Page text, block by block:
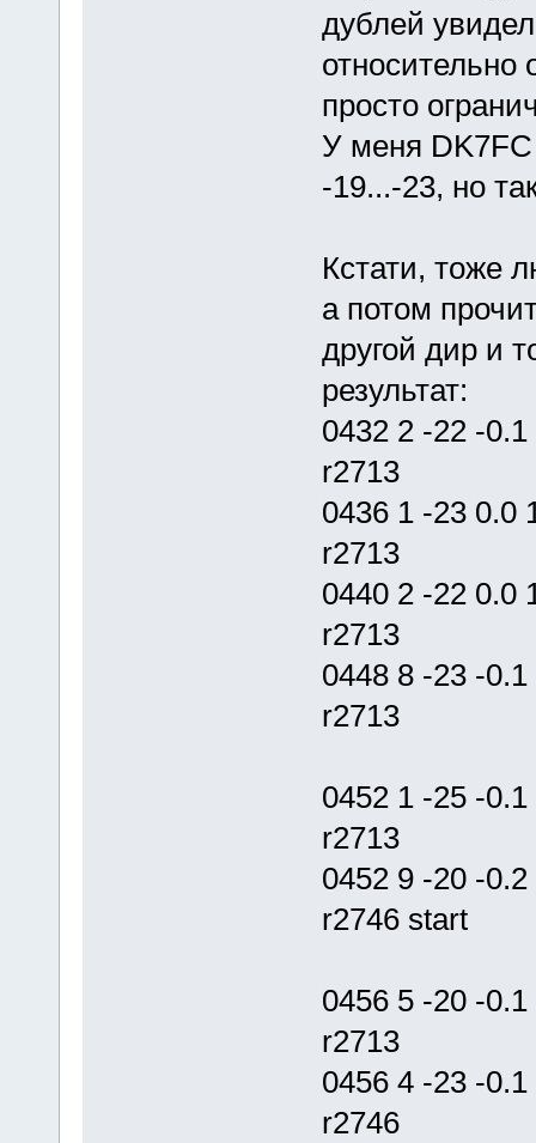
дублей
относительно
просто
У меня
-19...-23, но
Кстати, тоже
а потом
другой дир и
результат:
0432 2 -22 -
r2713
0436 1 -23
r2713
0440 2 -22
r2713
0448 8 -23 -
r2713
0452 1 -25 -
r2713
0452 9 -20 -
r2746 start
0456 5 -20 -
r2713
0456 4 -23 -
r2746